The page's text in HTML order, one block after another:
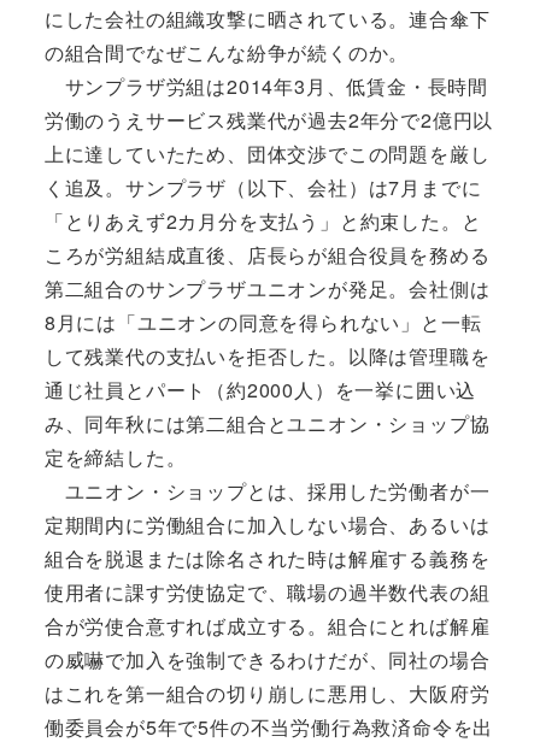
にした会社の組織攻撃に晒されている。連合傘下
の組合間でなぜこんな紛争が続くのか。
サンプラザ労組は2014年3月、低賃金・長時間
労働のうえサービス残業代が過去2年分で2億円以
上に達していたため、団体交渉でこの問題を厳し
く追及。サンプラザ（以下、会社）は7月までに
「とりあえず2カ月分を支払う」と約束した。と
ころが労組結成直後、店長らが組合役員を務める
第二組合のサンプラザユニオンが発足。会社側は
8月には「ユニオンの同意を得られない」と一転
して残業代の支払いを拒否した。以降は管理職を
通じ社員とパート（約2000人）を一挙に囲い込
み、同年秋には第二組合とユニオン・ショップ協
定を締結した。
ユニオン・ショップとは、採用した労働者が一
定期間内に労働組合に加入しない場合、あるいは
組合を脱退または除名された時は解雇する義務を
使用者に課す労使協定で、職場の過半数代表の組
合が労使合意すれば成立する。組合にとれば解雇
の威嚇で加入を強制できるわけだが、同社の場合
はこれを第一組合の切り崩しに悪用し、大阪府労
働委員会が5年で5件の不当労働行為救済命令を出